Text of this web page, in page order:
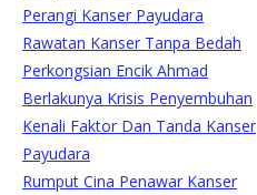
Perangi Kanser Payudara
Rawatan Kanser Tanpa Bedah
Perkongsian Encik Ahmad
Berlakunya Krisis Penyembuhan
Kenali Faktor Dan Tanda Kanser
Payudara
Rumput Cina Penawar Kanser